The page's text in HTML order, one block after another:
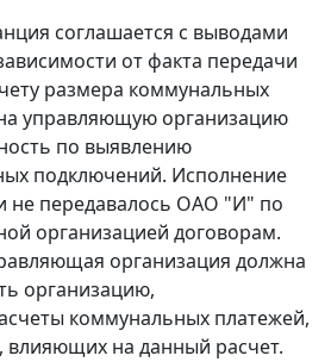
соглашается с выводами
от факта передачи
размера коммунальных
управляющую организацию
по выявлению
подключений. Исполнение
не передавалось ОАО "И" по
организацией договорам.
организация должна
организацию,
коммунальных платежей,
влияющих на данный расчет.